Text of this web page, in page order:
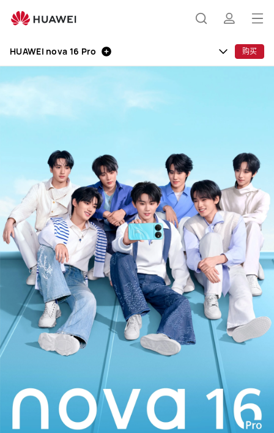
nova
Pro
打
开
菜
HUAWEI nova 16 Pro 购买